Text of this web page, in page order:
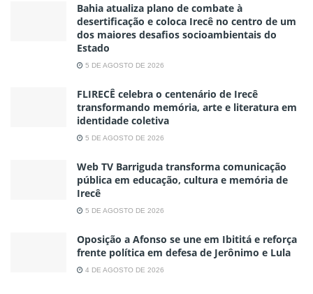
Bahia atualiza plano de combate à
desertificação e coloca Irecê no centro de um
dos maiores desafios socioambientais do
Estado
5 DE AGOSTO DE 2026
FLIRECÊ celebra o centenário de Irecê
transformando memória, arte e literatura em
identidade coletiva
5 DE AGOSTO DE 2026
Web TV Barriguda transforma comunicação
pública em educação, cultura e memória de
Irecê
5 DE AGOSTO DE 2026
Oposição a Afonso se une em Ibititá e reforça
frente política em defesa de Jerônimo e Lula
4 DE AGOSTO DE 2026